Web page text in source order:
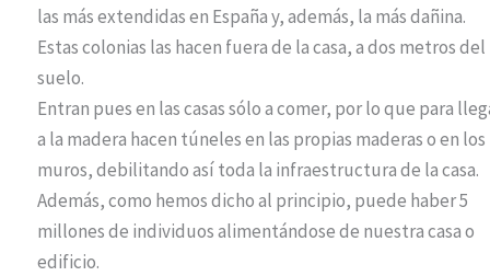
las más extendidas en España y, además, la más dañina.
Estas colonias las hacen fuera de la casa, a dos metros del
suelo.
Entran pues en las casas sólo a comer, por lo que para
a la madera hacen túneles en las propias maderas o en los
muros, debilitando así toda la infraestructura de la casa.
Además, como hemos dicho al principio, puede haber 5
millones de individuos alimentándose de nuestra casa o
edificio.